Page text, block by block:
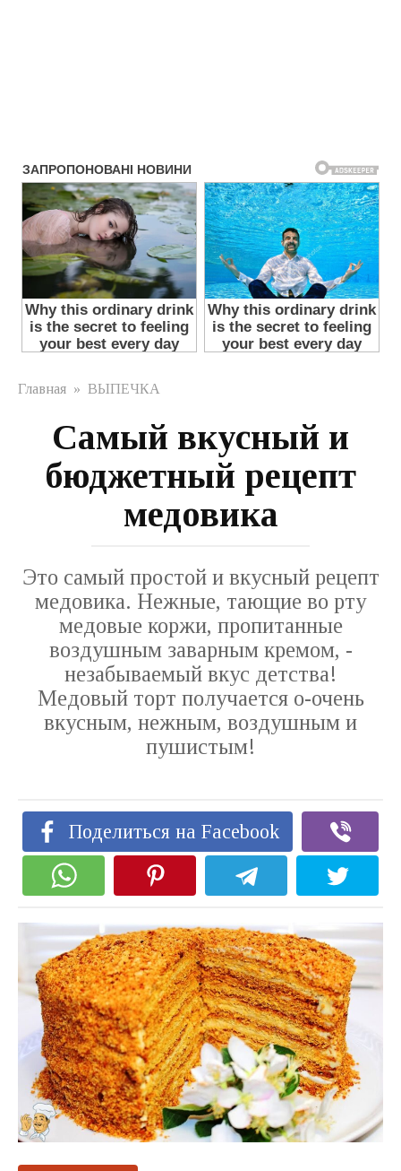
Главная » ВЫПЕЧКА
Самый вкусный и
бюджетный рецепт
медовика
Это самый простой и вкусный рецепт
медовика. Нежные, тающие во рту
медовые коржи, пропитанные
воздушным заварным кремом, -
незабываемый вкус детства!
Медовый торт получается о-очень
вкусным, нежным, воздушным и
пушистым!
Поделиться на Facebook